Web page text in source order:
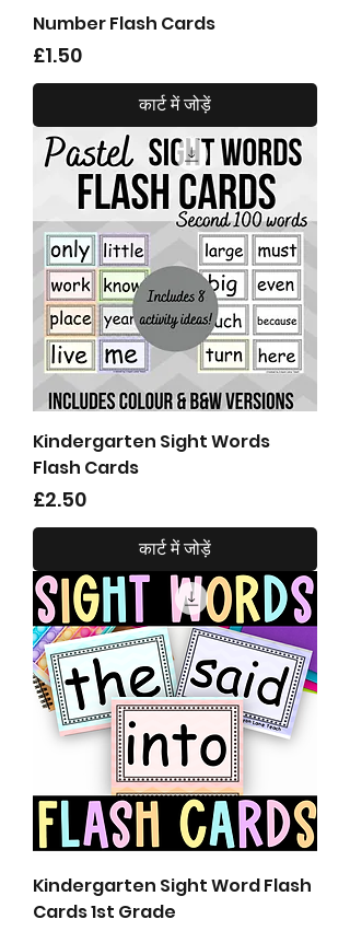
Number Flash Cards
मूल्य
£1.50
कार्ट में जोड़ें
Kindergarten Sight Words
Flash Cards
मूल्य
£2.50
कार्ट में जोड़ें
Kindergarten Sight Word Flash
Cards 1st Grade